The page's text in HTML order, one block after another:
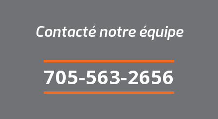
Contacté notre équipe
705-563-2656